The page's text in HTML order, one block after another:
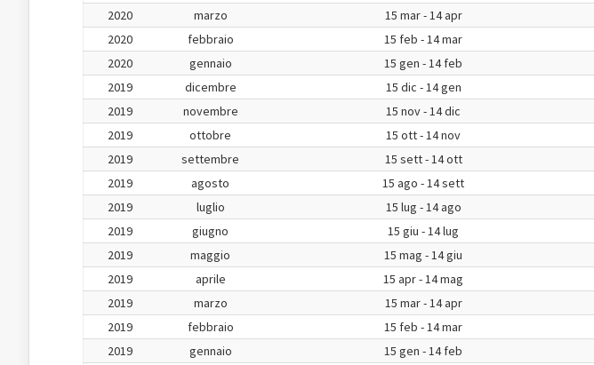
2020
marzo 15 mar - 14 apr
2020
febbraio 15 feb - 14 mar
2020
gennaio 15 gen - 14 feb
2019
dicembre 15 dic - 14 gen
2019
novembre 15 nov - 14 dic
2019
ottobre 15 ott - 14 nov
2019
settembre 15 sett - 14 ott
2019
agosto 15 ago - 14 sett
2019
luglio 15 lug - 14 ago
2019
giugno 15 giu - 14 lug
2019
maggio 15 mag - 14 giu
2019
aprile 15 apr - 14 mag
2019
marzo 15 mar - 14 apr
2019
febbraio 15 feb - 14 mar
2019
gennaio 15 gen - 14 feb